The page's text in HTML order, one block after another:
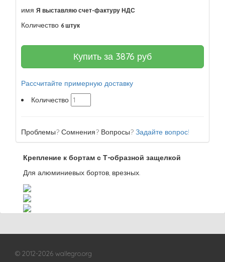
имя Я выставляю счет-фактуру НДС
Количество 6 штук
Купить за 3876 руб
Рассчитайте примерную доставку
Количество
Проблемы? Сомнения? Вопросы? Задайте вопрос!
Крепление к бортам с Т-образной защелкой
Для алюминиевых бортов, врезных.
© 2012-2026 wallegro.org